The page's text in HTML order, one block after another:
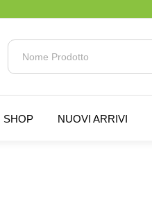
SHOP NUOVI ARRIVI